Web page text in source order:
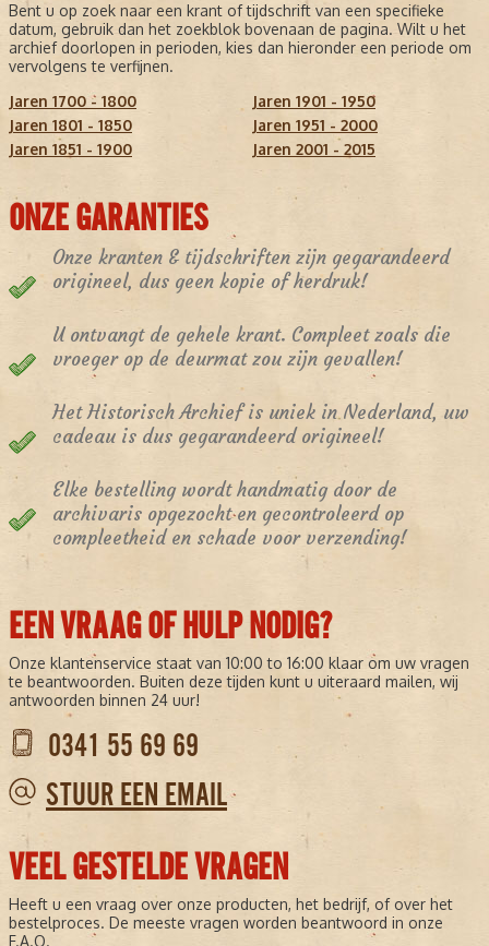
Bent u op zoek naar een krant of tijdschrift van een specifieke
datum, gebruik dan het zoekblok bovenaan de pagina. Wilt u het
archief doorlopen in perioden, kies dan hieronder een periode om
vervolgens te verfijnen.
Jaren 1700 - 1800
Jaren 1801 - 1850
Jaren 1851 - 1900
Jaren 1901 - 1950
Jaren 1951 - 2000
Jaren 2001 - 2015
ONZE GARANTIES
Onze kranten & tijdschriften zijn gegarandeerd
origineel, dus geen kopie of herdruk!
U ontvangt de gehele krant. Compleet zoals die
vroeger op de deurmat zou zijn gevallen!
Het Historisch Archief is uniek in Nederland, uw
cadeau is dus gegarandeerd origineel!
Elke bestelling wordt handmatig door de
archivaris opgezocht en gecontroleerd op
compleetheid en schade voor verzending!
EEN VRAAG OF HULP NODIG?
Onze klantenservice staat van 10:00 to 16:00 klaar om uw vragen
te beantwoorden. Buiten deze tijden kunt u uiteraard mailen, wij
antwoorden binnen 24 uur!
0341 55 69 69
STUUR EEN EMAIL
VEEL GESTELDE VRAGEN
Heeft u een vraag over onze producten, het bedrijf, of over het
bestelproces. De meeste vragen worden beantwoord in onze
F.A.Q.